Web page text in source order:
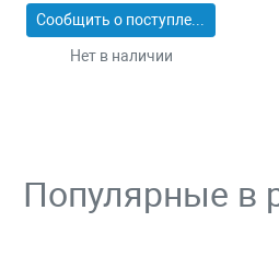
55 шт Зубр 4-300217-
42-016
Сообщить о поступлении
Нет в наличии
Популярные в